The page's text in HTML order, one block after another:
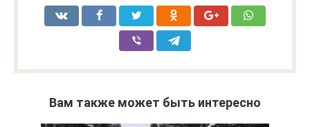
Вам также может быть интересно